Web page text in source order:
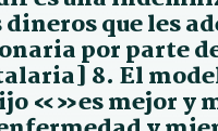
que les
por parte
8. El
«»es mejor y